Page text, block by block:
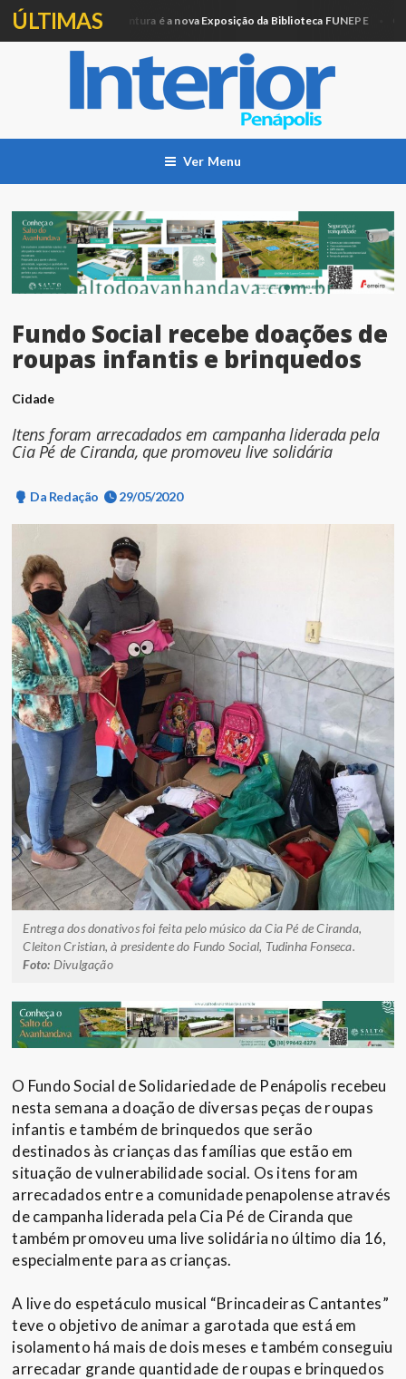
ÚLTIMAS
Artesanato e Pintura é a nova Exposição da Biblioteca FUNEPE
Ver Menu
Fundo Social recebe doações de
roupas infantis e brinquedos
Cidade
Itens foram arrecadados em campanha liderada pela
Cia Pé de Ciranda, que promoveu live solidária
Da Redação 29/05/2020
Entrega dos donativos foi feita pelo músico da Cia Pé de Ciranda,
Cleiton Cristian, à presidente do Fundo Social, Tudinha Fonseca.
Foto: Divulgação
O Fundo Social de Solidariedade de Penápolis recebeu
nesta semana a doação de diversas peças de roupas
infantis e também de brinquedos que serão
destinados às crianças das famílias que estão em
situação de vulnerabilidade social. Os itens foram
arrecadados entre a comunidade penapolense através
de campanha liderada pela Cia Pé de Ciranda que
também promoveu uma live solidária no último dia 16,
especialmente para as crianças.
A live do espetáculo musical “Brincadeiras Cantantes”
teve o objetivo de animar a garotada que está em
isolamento há mais de dois meses e também conseguiu
arrecadar grande quantidade de roupas e brinquedos